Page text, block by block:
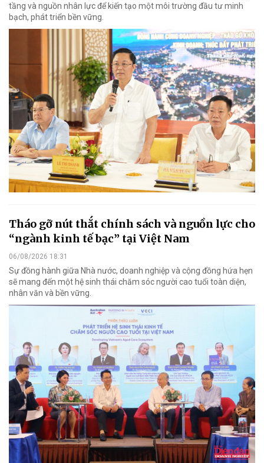
tầng và nguồn nhân lực để kiến tạo một môi trường đầu tư minh
bạch, phát triển bền vững.
Tháo gỡ nút thắt chính sách và nguồn lực cho
“ngành kinh tế bạc” tại Việt Nam
06/08/2026 18:31
Sự đồng hành giữa Nhà nước, doanh nghiệp và cộng đồng hứa hẹn
sẽ mang đến một hệ sinh thái chăm sóc người cao tuổi toàn diện,
nhân văn và bền vững.